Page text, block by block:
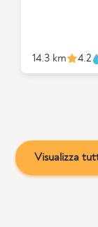
14.3 km 4.2
Visualizza